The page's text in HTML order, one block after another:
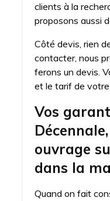
clients à la
proposons aussi
Côté devis, rien
contacter, nous
ferons un devis.
et le tarif de
Vos
ouvrage
dans la
Quand on fait